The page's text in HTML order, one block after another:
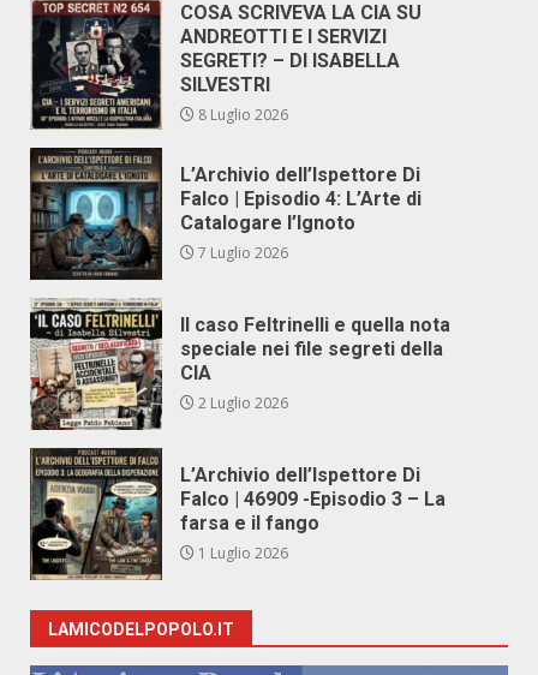
COSA SCRIVEVA LA CIA SU
ANDREOTTI E I SERVIZI
SEGRETI? – DI ISABELLA
SILVESTRI
8 Luglio 2026
L’Archivio dell’Ispettore Di
Falco | Episodio 4: L’Arte di
Catalogare l’Ignoto
7 Luglio 2026
Il caso Feltrinelli e quella nota
speciale nei file segreti della
CIA
2 Luglio 2026
L’Archivio dell’Ispettore Di
Falco | 46909 -Episodio 3 – La
farsa e il fango
1 Luglio 2026
LAMICODELPOPOLO.IT